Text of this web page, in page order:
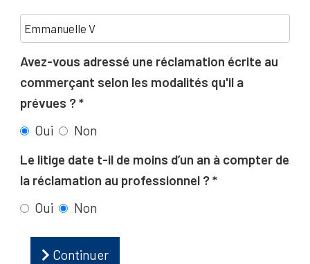
Avez-vous adressé une réclamation écrite au
commerçant selon les modalités qu'il a
prévues ?
Oui
Non
Le litige date t-il de moins d’un an à compter de
la réclamation au professionnel ?
Oui
Non
Continuer